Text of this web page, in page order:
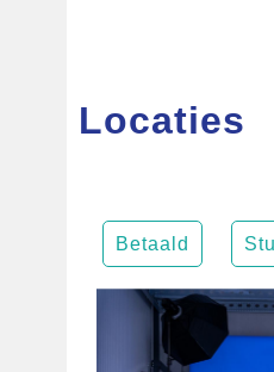
Locaties
Betaald